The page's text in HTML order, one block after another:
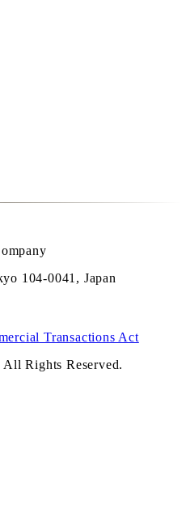
104-0041, Japan
Transactions Act
Rights Reserved.